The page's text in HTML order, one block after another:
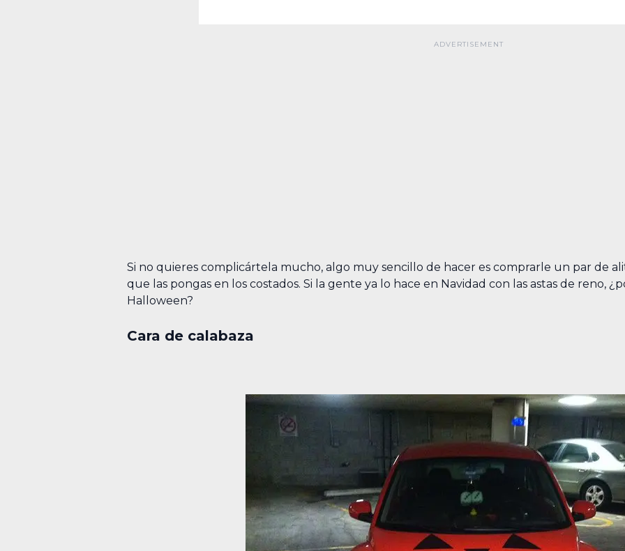
Si no quieres complicártela mucho, algo muy sencillo de hacer es comprarle un par de
que las pongas en los costados. Si la gente ya lo hace en Navidad con las astas de reno,
Halloween?
Cara de calabaza